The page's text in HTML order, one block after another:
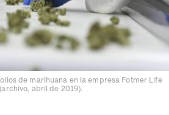
de marihuana en la empresa Fotmer Life
abril de 2019).